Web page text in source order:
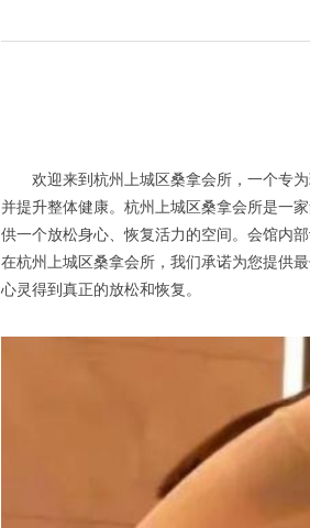
欢迎来到杭州上城区桑拿会所，一个专为
并提升整体健康。杭州上城区桑拿会所是一
供一个放松身心、恢复活力的空间。会馆内
在杭州上城区桑拿会所，我们承诺为您提供
心灵得到真正的放松和恢复。